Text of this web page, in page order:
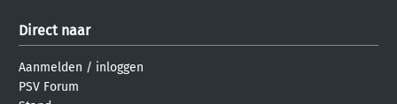
Direct naar
Aanmelden / inloggen
PSV Forum